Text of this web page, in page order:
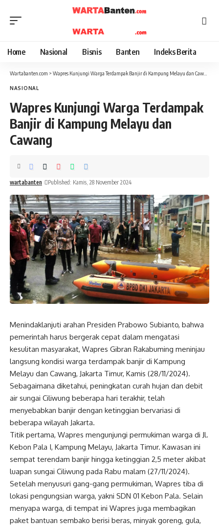
Home Nasional Bisnis Banten Indeks Berita
Wartabanten.com > Wapres Kunjungi Warga Terdampak Banjir di Kampung Melayu dan Cawang
NASIONAL
Wapres Kunjungi Warga Terdampak
Banjir di Kampung Melayu dan
Cawang
wartabanten Published: Kamis, 28 November 2024
Menindaklanjuti arahan Presiden Prabowo Subianto, bahwa
pemerintah harus bergerak cepat dalam mengatasi
kesulitan masyarakat, Wapres Gibran Rakabuming meninjau
langsung kondisi warga terdampak banjir di Kampung
Melayu dan Cawang, Jakarta Timur, Kamis (28/11/2024).
Sebagaimana diketahui, peningkatan curah hujan dan debit
air sungai Ciliwung beberapa hari terakhir, telah
menyebabkan banjir dengan ketinggian bervariasi di
beberapa wilayah Jakarta.
Titik pertama, Wapres mengunjungi permukiman warga di Jl.
Kebon Pala I, Kampung Melayu, Jakarta Timur. Kawasan ini
sempat terendam banjir hingga ketinggian 2,5 meter akibat
luapan sungai Ciliwung pada Rabu malam (27/11/2024).
Setelah menyusuri gang-gang permukiman, Wapres tiba di
lokasi pengungsian warga, yakni SDN 01 Kebon Pala. Selain
menyapa warga, di tempat ini Wapres juga membagikan
paket bantuan sembako berisi beras, minyak goreng, gula,